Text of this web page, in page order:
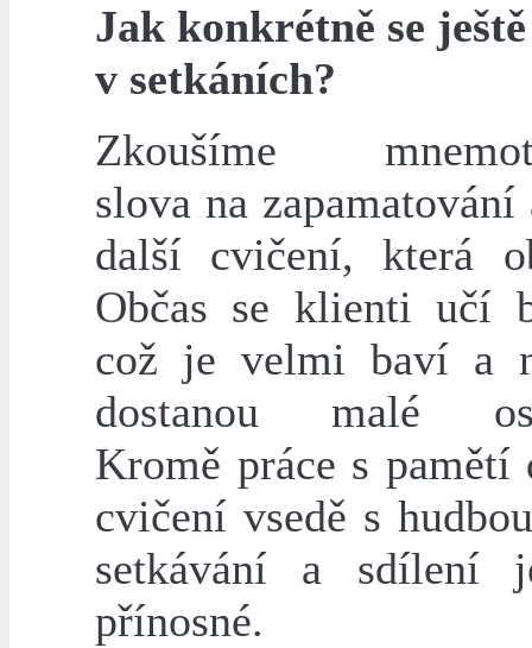
Jak konkrétně se
v setkáních?
Zkoušíme
slova na zapamatování
další cvičení, která
Občas se klienti učí
což je velmi baví a
dostanou malé
Kromě práce s pamětí
cvičení vsedě s
setkávání a sdílení
přínosné.